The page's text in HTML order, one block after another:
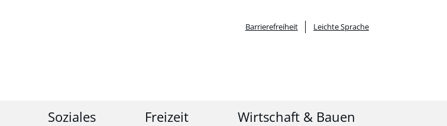
Barrierefreiheit Leichte Sprache
Soziales Freizeit Wirtschaft & Bauen